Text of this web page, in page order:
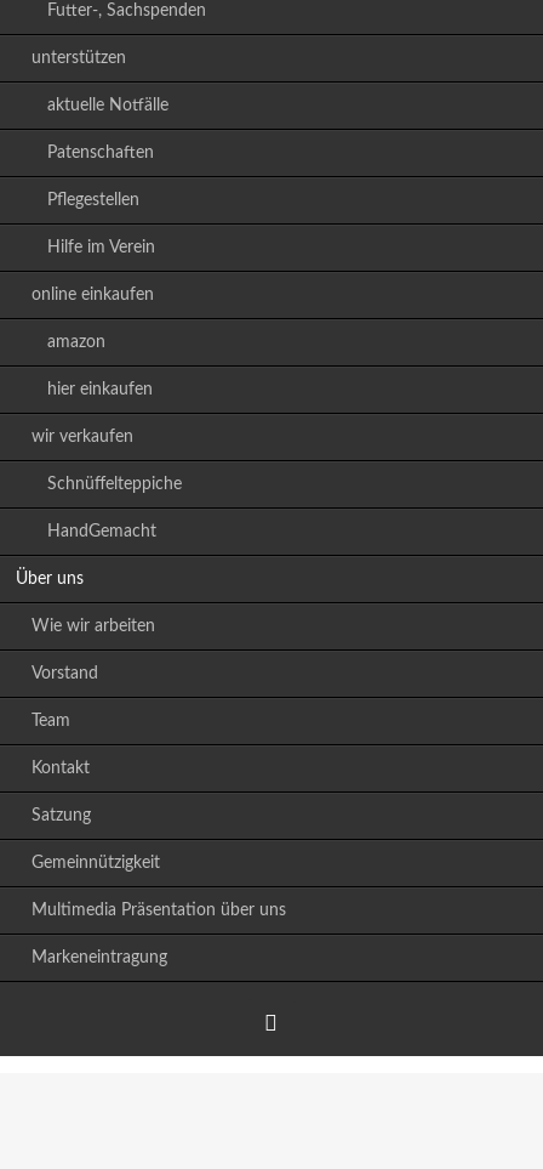
Futter-, Sachspenden
unterstützen
aktuelle Notfälle
Patenschaften
Pflegestellen
Hilfe im Verein
online einkaufen
amazon
hier einkaufen
wir verkaufen
Schnüffelteppiche
HandGemacht
Über uns
Wie wir arbeiten
Vorstand
Team
Kontakt
Satzung
Gemeinnützigkeit
Multimedia Präsentation über uns
Markeneintragung